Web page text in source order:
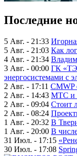
Последние
5 Авг. - 21:33
5 Авг. - 21:03 Как
4 Авг. - 21:34
3 Авг. - 00:00 ГК
энергосистемами с
2 Авг. - 17:11 CMWP
2 Авг. - 14:43 МТС и
2 Авг. - 09:04 Стоит
2 Авг. - 08:24
1 Авг. - 20:32 В
1 Авг. - 20:00 В
31 Июл. - 17:15
30 Июл. - 17:08